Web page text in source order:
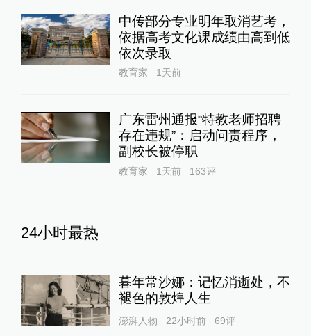
中传部分专业明年取消艺考，
依据高考文化课成绩由高到低
依次录取
教育家 1天前
广东雷州通报“特教老师招聘
存在违规”：启动问责程序，
副校长被停职
教育家 1天前 163评
24小时最热
暮年常沙娜：记忆消逝处，不
褪色的敦煌人生
澎湃人物 22小时前 69评